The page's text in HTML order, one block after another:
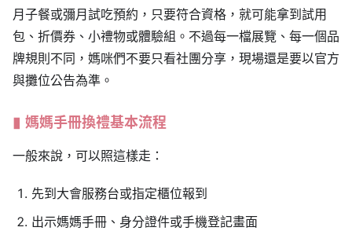
月子餐或彌月試吃預約，只要符合資格，就可能拿到試用
包、折價券、小禮物或體驗組。不過每一檔展覽、每一個品
牌規則不同，媽咪們不要只看社團分享，現場還是要以官方
與攤位公告為準。
媽媽手冊換禮基本流程
一般來說，可以照這樣走：
先到大會服務台或指定櫃位報到
出示媽媽手冊、身分證件或手機登記畫面